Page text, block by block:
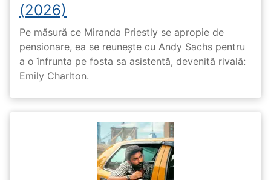
(2026)
Pe măsură ce Miranda Priestly se apropie de
pensionare, ea se reunește cu Andy Sachs pentru
a o înfrunta pe fosta sa asistentă, devenită rivală:
Emily Charlton.